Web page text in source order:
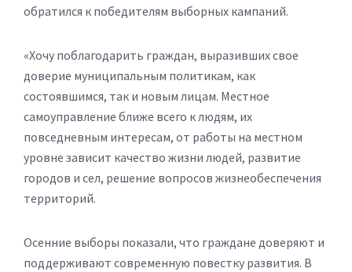
обратился к победителям выборных кампаний.
«Хочу поблагодарить граждан, выразивших свое
доверие муниципальным политикам, как
состоявшимся, так и новым лицам. Местное
самоуправление ближе всего к людям, их
повседневным интересам, от работы на местном
уровне зависит качество жизни людей, развитие
городов и сел, решение вопросов жизнеобеспечения
территорий.
Осенние выборы показали, что граждане доверяют и
поддерживают современную повестку развития. В